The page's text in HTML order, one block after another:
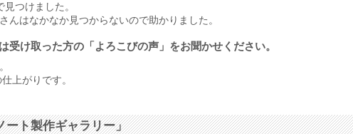
つけました。
はなかなか見つからないので助かりました。
受け取った方の「よろこびの声」をお聞かせください。
上がりです。
ート製作ギャラリー」